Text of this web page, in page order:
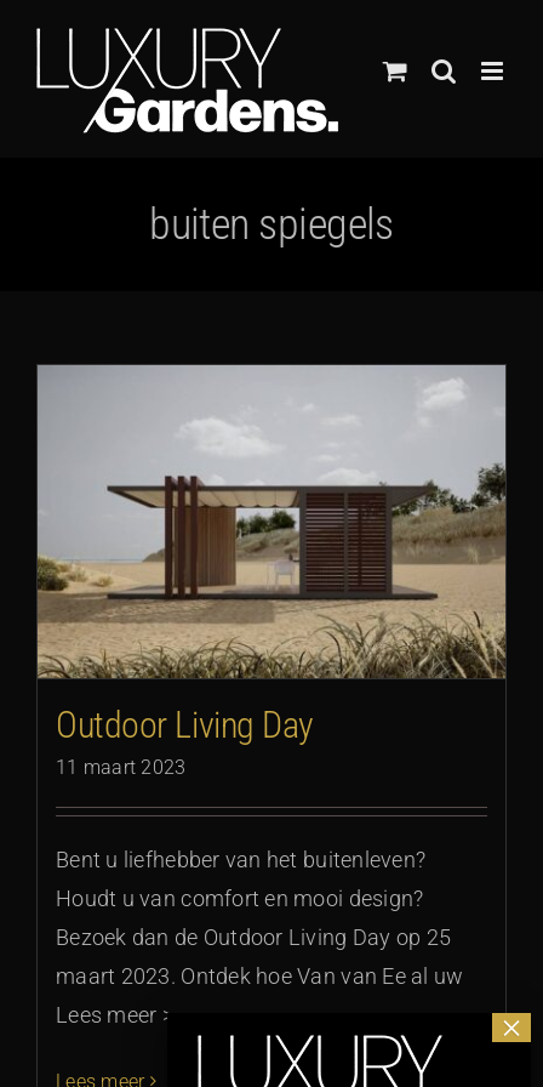
inhoud
buiten spiegels
Outdoor Living Day
11 maart 2023
Bent u liefhebber van het buitenleven?
Houdt u van comfort en mooi design?
Bezoek dan de Outdoor Living Day op 25
maart 2023. Ontdek hoe Van van Ee al uw
Lees meer >
Lees meer